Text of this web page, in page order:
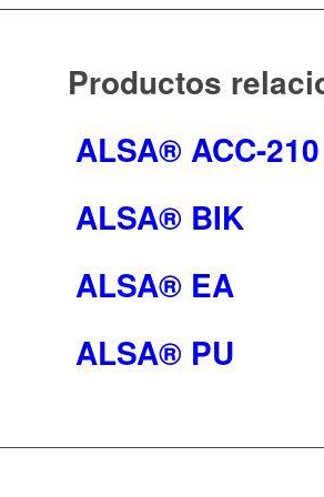
Productos
ALSA® ACC-210
ALSA® BIK
ALSA® EA
ALSA® PU